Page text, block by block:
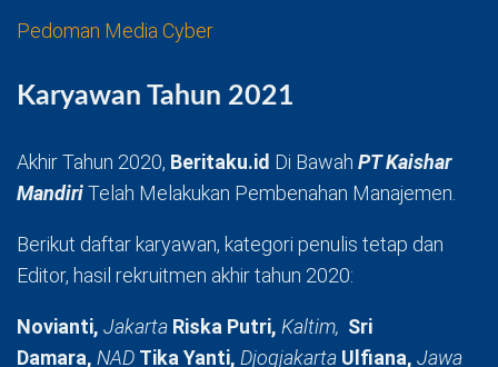
Pedoman Media Cyber
Karyawan Tahun 2021
Akhir Tahun 2020, Beritaku.id Di Bawah PT Kaishar
MandiriTelah Melakukan Pembenahan Manajemen.
Berikut daftar karyawan, kategori penulis tetap dan
Editor, hasil rekruitmen akhir tahun 2020:
Novianti, Jakarta Riska Putri, Kaltim, Sri
Damara, NAD Tika Yanti, Djogjakarta Ulfiana, Jawa